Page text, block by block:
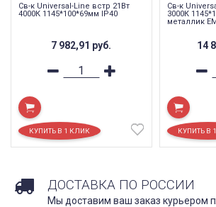
Св-к Universal-Line встр 21Вт
4000К 1145*100*69мм IP40
7 982,91 руб.
Св-к
3000К
металлик
14
ДОСТАВКА ПО РОССИИ
Мы доставим ваш заказ курьером